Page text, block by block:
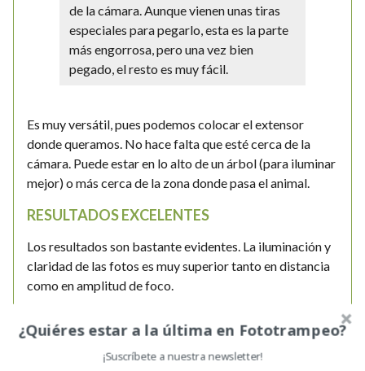
de la cámara. Aunque vienen unas tiras
especiales para pegarlo, esta es la parte
más engorrosa, pero una vez bien
pegado, el resto es muy fácil.
Es muy versátil, pues podemos colocar el extensor
donde queramos. No hace falta que esté cerca de la
cámara. Puede estar en lo alto de un árbol (para iluminar
mejor) o más cerca de la zona donde pasa el animal.
RESULTADOS EXCELENTES
Los resultados son bastante evidentes. La iluminación y
claridad de las fotos es muy superior tanto en distancia
como en amplitud de foco.
¿Quiéres estar a la última en Fototrampeo?
¡Suscríbete a nuestra newsletter!